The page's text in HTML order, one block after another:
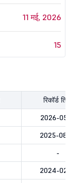
11 मई, 2026
15
रिकॉर्ड तिथि
2026-05-
2025-08-
-
2024-02-